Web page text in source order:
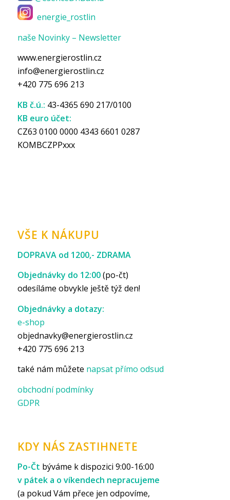
energie_rostlin
naše Novinky – Newsletter
www.energierostlin.cz
info@energierostlin.cz
+420 775 696 213
KB č.ú.: 43-4365 690 217/0100
KB euro účet:
CZ63 0100 0000 4343 6601 0287
KOMBCZPPxxx
VŠE K NÁKUPU
DOPRAVA od 1200,- ZDRAMA
Objednávky do 12:00(po-čt)
odesíláme obvykle ještě týž den!
Objednávky a dotazy:
e-shop
objednavky@energierostlin.cz
+420 775 696 213
také nám můžete napsat přímo odsud
obchodní podmínky
GDPR
KDY NÁS ZASTIHNETE
Po-Čt býváme k dispozici 9:00-16:00
v pátek a o víkendech nepracujeme
(a pokud Vám přece jen odpovíme,